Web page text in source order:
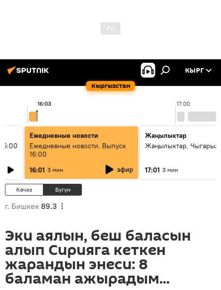
Кыргызстан
КЫРГ
17:00
16:03
Ежедневные новости
Ежедневные новости. Выпуск
16:00
16:01 3 мин эфир
Жаңылыктар
Жаңылыктар.
17:01 3 мин
Кечээ Бүгүн
г. Бишкек 89.3
Эки аялын, беш баласын
алып Сирияга кеткен
жарандын энеси: 8
баламан ажырадым...